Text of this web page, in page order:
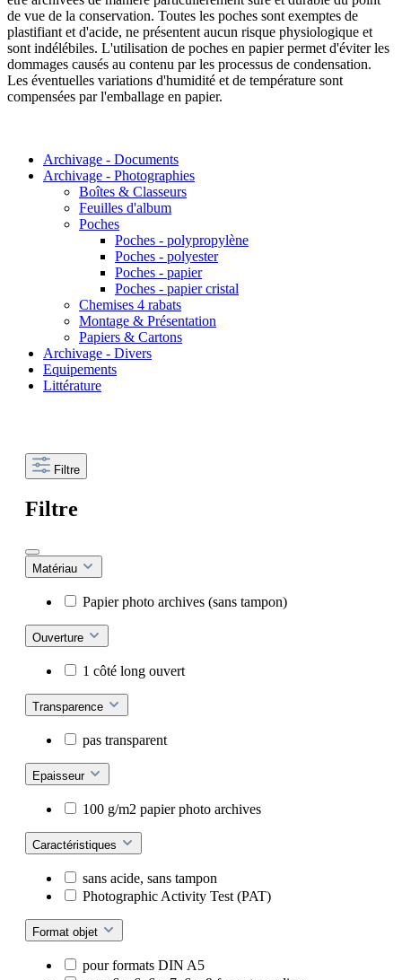
de vue de la conservation. Toutes les poches sont exemptes de
plastifiant et d'acide, ne présentent aucun risque physiologique et
sont indélébiles. L'utilisation de poches en papier permet d'éviter les
dommages causés au contenu par les processus de condensation.
Les éventuelles variations d'humidité et de température sont
compensées par l'emballage en papier.
Archivage - Documents
Archivage - Photographies
Boîtes & Classeurs
Feuilles d'album
Poches
Poches - polypropylène
Poches - polyester
Poches - papier
Poches - papier cristal
Chemises 4 rabats
Montage & Présentation
Papiers & Cartons
Archivage - Divers
Equipements
Littérature
Filtre
Filtre
Matériau
Papier photo archives (sans tampon)
Ouverture
1 côté long ouvert
Transparence
pas transparent
Epaisseur
100 g/m2 papier photo archives
Caractéristiques
sans acide, sans tampon
Photographic Activity Test (PAT)
Format objet
pour formats DIN A5